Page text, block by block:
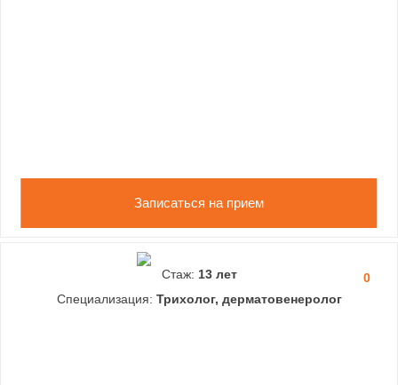
Записаться на прием
0
Стаж: 13 лет
Специализация: Трихолог, дерматовенеролог